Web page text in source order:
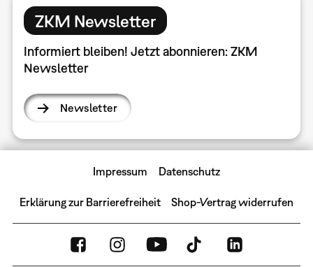
ZKM Newsletter
Informiert bleiben! Jetzt abonnieren: ZKM
Newsletter
Newsletter
Impressum Datenschutz
Erklärung zur Barrierefreiheit Shop-Vertrag widerrufen